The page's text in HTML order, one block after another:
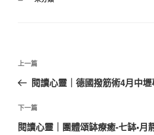
文
導
覽
上
一
文
章
上一篇
閱讀心靈｜德國撥筋術4月中
下
一
下一篇
閱讀心靈｜團體頌缽療癒-七缽•月